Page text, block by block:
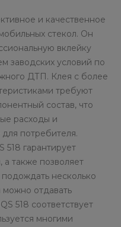
и качественное
стекол. Он
вклейку
заводских условий по
ДТП. Клея с более
требуют
состав, что
расходы и
потребителя.
518 гарантирует
а также позволяет
несколько
можно отдавать
518 соответствует
многими